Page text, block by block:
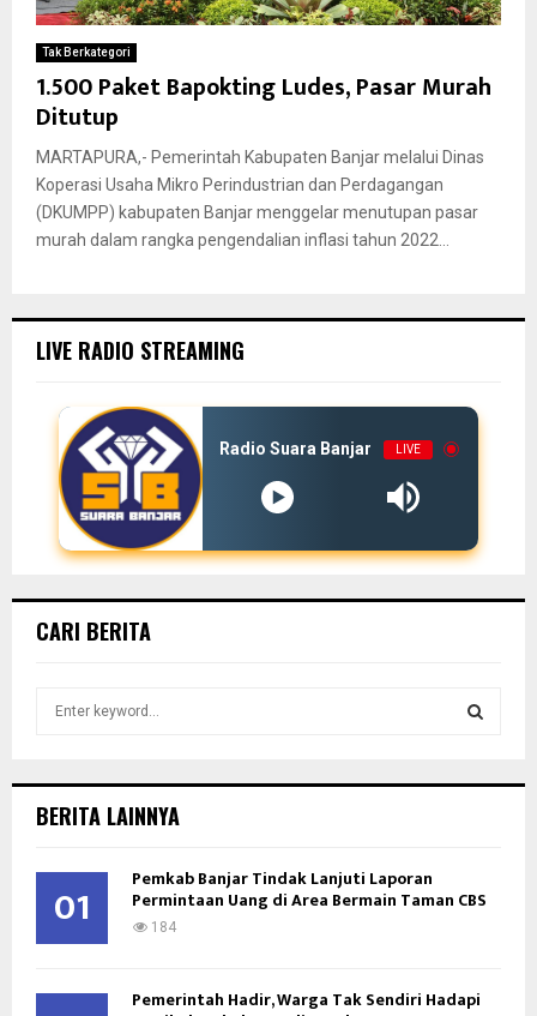
Tak Berkategori
1.500 Paket Bapokting Ludes, Pasar Murah
Ditutup
MARTAPURA,- Pemerintah Kabupaten Banjar melalui Dinas
Koperasi Usaha Mikro Perindustrian dan Perdagangan
(DKUMPP) kabupaten Banjar menggelar menutupan pasar
murah dalam rangka pengendalian inflasi tahun 2022...
LIVE RADIO STREAMING
Radio Suara Banjar LIVE
CARI BERITA
h
o
R
H
BERITA LAINNYA
01 Pemkab Banjar Tindak Lanjuti Laporan
Permintaan Uang di Area Bermain Taman CBS
184
Pemerintah Hadir, Warga Tak Sendiri Hadapi